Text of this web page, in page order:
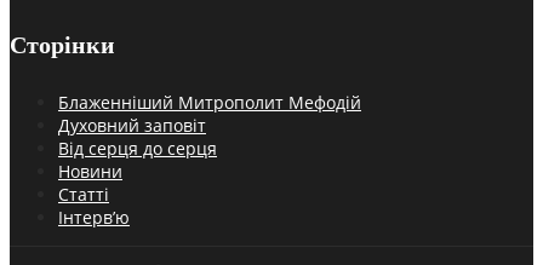
Сторінки
Блаженніший Митрополит Мефодій
Духовний заповіт
Від серця до серця
Новини
Статті
Інтерв’ю